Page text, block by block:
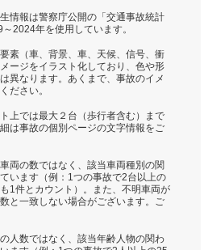
情報は警察庁公開の「交通事故統計
2024年を使用しています。
素（車、背景、車、天候、信号、衝
ージをイラスト化しており、色や形
異なります。あくまで、事故のイメ
ださい。
上では最大２台（歩行者含む）まで
は事故の個別ページの文字情報をご
両の数ではなく、該当車両種別の関
います（例：1つの事故で2台以上の
1件とカウント）。また、不明車両が
と一致しない場合がございます。ご
人数ではなく、該当年齢人物の関わ